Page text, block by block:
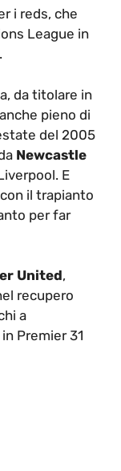
i reds, che
League in
da titolare in
pieno di
del 2005
Newcastle
E
il trapianto
per far
United,
recupero
a
Premier 31